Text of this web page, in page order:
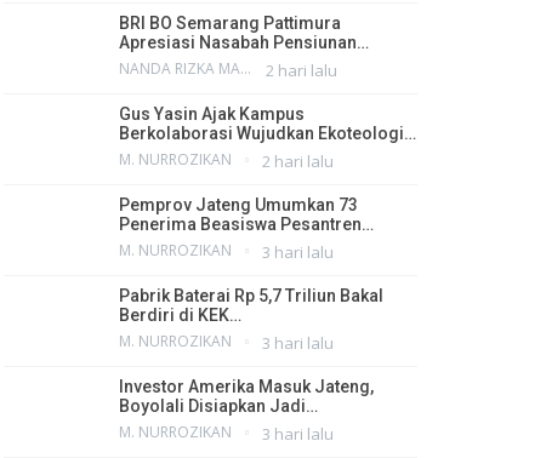
BRI BO Semarang Pattimura
Apresiasi Nasabah Pensiunan…
NANDA RIZKA MAHENDRA 2 hari lalu
Gus Yasin Ajak Kampus
Berkolaborasi Wujudkan Ekoteologi…
M. NURROZIKAN 2 hari lalu
Pemprov Jateng Umumkan 73
Penerima Beasiswa Pesantren…
M. NURROZIKAN 3 hari lalu
Pabrik Baterai Rp 5,7 Triliun Bakal
Berdiri di KEK…
M. NURROZIKAN 3 hari lalu
Investor Amerika Masuk Jateng,
Boyolali Disiapkan Jadi…
M. NURROZIKAN 3 hari lalu